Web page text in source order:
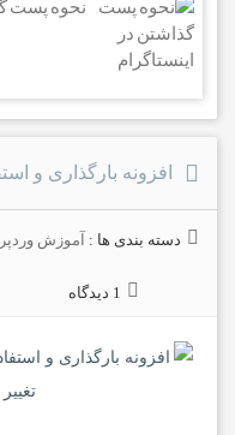
نحوه پست
افزونه بارگذاری و
دسته بندی ها : آموزش
1 دیدگاه